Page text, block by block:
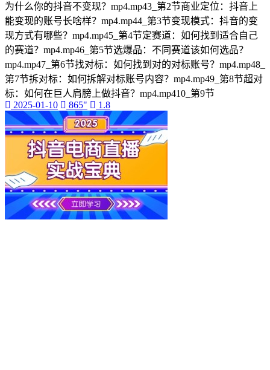
为什么你的抖音不变现？mp4.mp43_第2节商业定位：抖音上
能变现的账号长啥样？mp4.mp44_第3节变现模式：抖音的变
现方式有哪些？mp4.mp45_第4节定赛道：如何找到适合自己
的赛道？mp4.mp46_第5节选爆品：不同赛道该如何选品？
mp4.mp47_第6节找对标：如何找到对的对标账号？mp4.mp48_
第7节拆对标：如何拆解对标账号内容？mp4.mp49_第8节超对
标：如何在巨人肩膀上做抖音？mp4.mp410_第9节
2025-01-10
865" 1.8